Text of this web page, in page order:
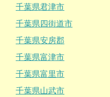
千葉県君津市
千葉県四街道市
千葉県安房郡
千葉県富津市
千葉県富里市
千葉県山武市